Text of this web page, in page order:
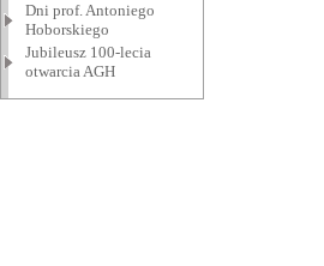
Dni prof. Antoniego
Hoborskiego
Jubileusz 100-lecia
otwarcia AGH